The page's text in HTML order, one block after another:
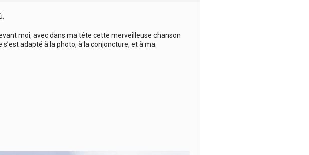
moi, avec dans ma tête cette merveilleuse chanson
adapté à la photo, à la conjoncture, et à ma